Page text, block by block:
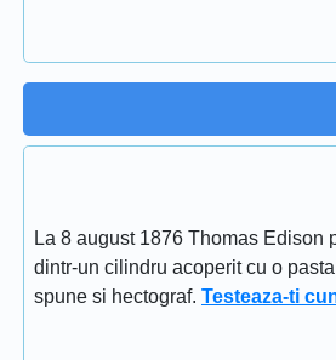
La 8 august 1876 Thomas Edison
dintr-un cilindru acoperit cu o
spune si hectograf. Testeaza-ti